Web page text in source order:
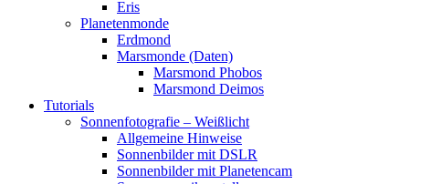
Eris
Planetenmonde
Erdmond
Marsmonde (Daten)
Marsmond Phobos
Marsmond Deimos
Tutorials
Sonnenfotografie – Weißlicht
Allgemeine Hinweise
Sonnenbilder mit DSLR
Sonnenbilder mit Planetencam